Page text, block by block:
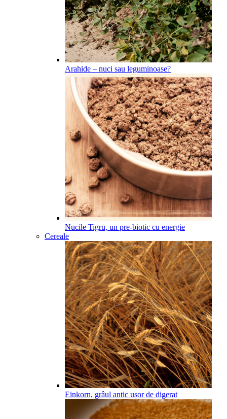
Arahide – nuci sau leguminoase?
Nucile Tigru, un pre-biotic cu energie
Cereale
Einkorn, grâul antic ușor de digerat